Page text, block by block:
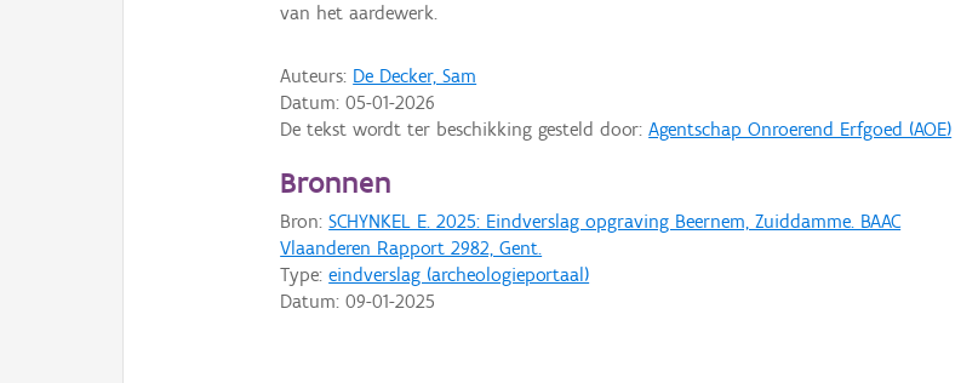
van het aardewerk.
Auteurs: De Decker, Sam
Datum:05-01-2026
De tekst wordt ter beschikking gesteld door:Agentschap Onroerend Erfgoed (AOE)
Bronnen
Bron:SCHYNKEL E. 2025: Eindverslag opgraving Beernem, Zuiddamme. BAAC
Vlaanderen Rapport 2982, Gent.
Type:eindverslag (archeologieportaal)
Datum:09-01-2025